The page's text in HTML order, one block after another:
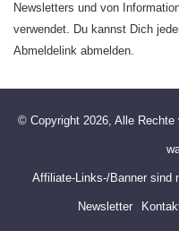
Newsletters und von
verwendet. Du kannst Dich
Abmeldelink abmelden.
© Copyright 2026, Alle
Affiliate-Links-/Banner sind
Newsletter